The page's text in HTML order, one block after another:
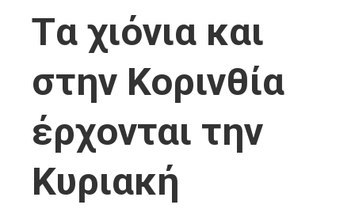
Tα χιόνια και
στην Κορινθία
έρχονται την
Κυριακή